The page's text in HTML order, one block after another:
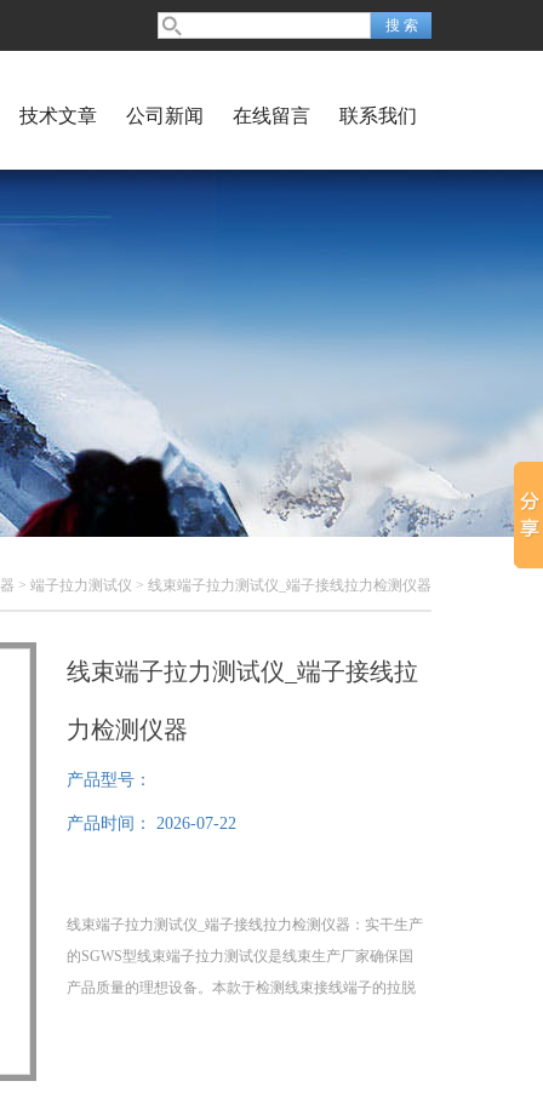
技术文章 公司新闻 在线留言 联系我们
> 端子拉力测试仪 > 线束端子拉力测试仪_端子接线拉力检测仪器
线束端子拉力测试仪_端子接线拉
力检测仪器
产品型号：
产品时间： 2026-07-22
线束端子拉力测试仪_端子接线拉力检测仪器：实干生产
的SGWS型线束端子拉力测试仪是线束生产厂家确保国
产品质量的理想设备。本款于检测线束接线端子的拉脱